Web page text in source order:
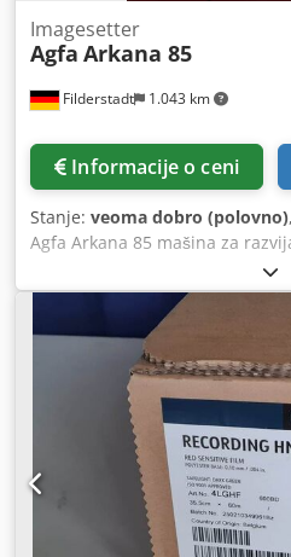
Filderstadt 1.043 km
Imagesetter
Agfa Arkana 85
Informacije o ceni
Stanje: veoma dobro (polovno)
Agfa Arkana 85 mašina za
proizvodnje 2019, u vrhunskom
Amoywvausuja